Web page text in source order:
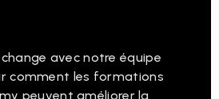
terrain
avec notre équipe
comment les formations
peuvent améliorer la